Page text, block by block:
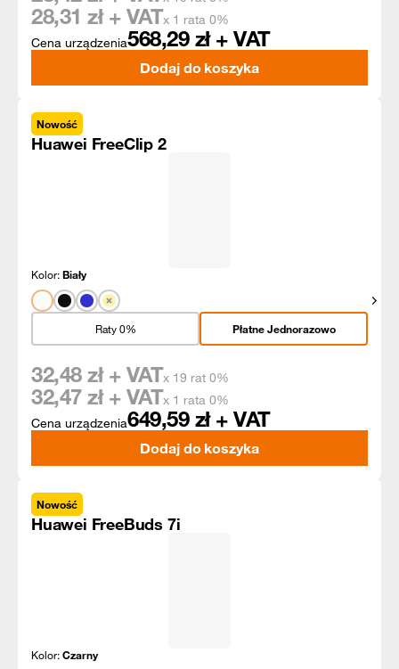
Cena urządzenia568,29 zł + VAT
28,31 zł + VATx 1 rata 0%
Dodaj do koszyka
Nowość
Huawei FreeClip 2
Kolor:Biały
Płatne Jednorazowo
Raty 0%
Cena urządzenia649,59 zł + VAT
32,48 zł + VATx 19 rat 0%
32,47 zł + VATx 1 rata 0%
Dodaj do koszyka
Nowość
Huawei FreeBuds 7i
Kolor:Czarny